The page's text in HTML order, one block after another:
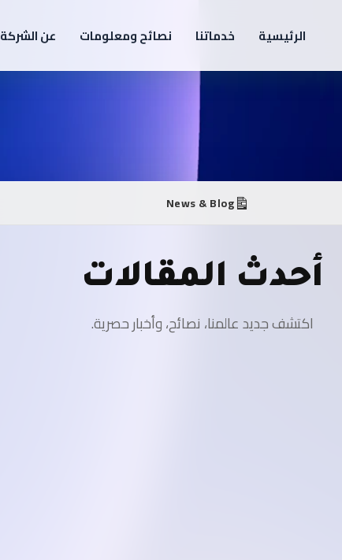
الرئيسية خدماتنا نصائح ومعلومات عن الشركة
News & Blog
أحدث المقالات
اكتشف جديد عالمنا، نصائح، وأخبار حصرية.